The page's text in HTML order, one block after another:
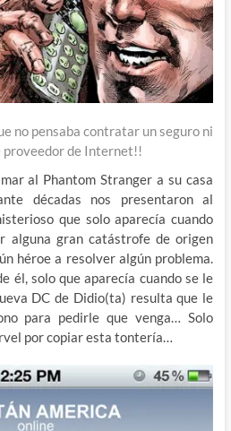
no pensaba contratar un seguro ni
proveedor de Internet!!
al Phantom Stranger a su casa
décadas nos presentaron al
que solo aparecía cuando
alguna gran catástrofe de origen
héroe a resolver algún problema.
él, solo que aparecía cuando se le
DC de Didio(ta) resulta que le
para pedirle que venga… Solo
por copiar esta tontería…